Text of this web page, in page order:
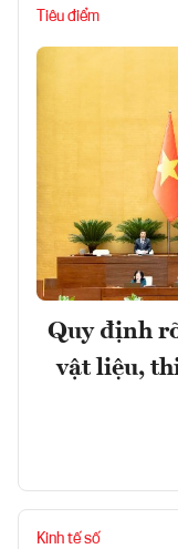
Tiêu điểm
Quy định
vật liệu,
Kinh tế số